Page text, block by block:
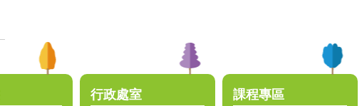
行政處室 課程專區